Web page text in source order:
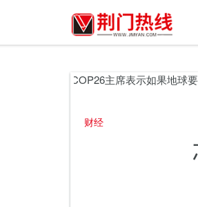
COP26主席表示如果地球要达
财经